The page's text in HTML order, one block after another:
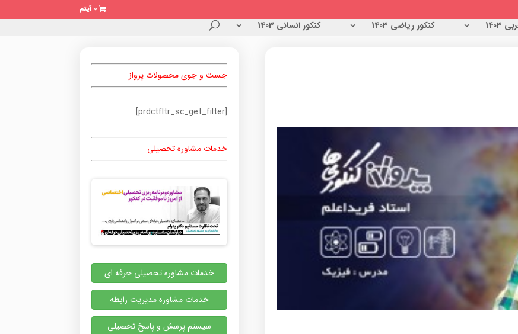
0 آیتم
کنکور ریاضی 1403 کنکور انسانی 1403
جست و جوی محصولات پرواز
[prdctfltr_sc_get_filter]
خدمات مشاوره تحصیلی
خدمات مشاوره تحصیلی حرفه ای
خدمات مشاوره مدیریت رابطه
سیستم پرسش و پاسخ تحصیلی